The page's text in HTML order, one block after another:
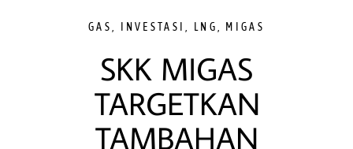
GAS INVESTASI LNG MIGAS
SKK MIGAS
TARGETKAN
TAMBAHAN